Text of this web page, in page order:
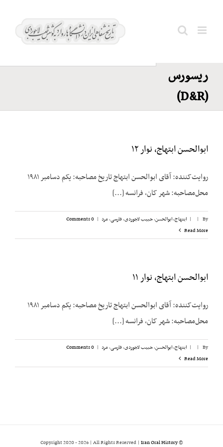
دولوپمنت
ریسورس
(D&R)
for:
ابوالحسن ابتهاج، نوار ۱۲
روایت‌کننده: آقای ابوالحسن ابتهاج تاریخ مصاحبه: یکم دسامبر ۱۹۸۱
محل‌مصاحبه: شهر کان، فرانسه [...]
By
|
| ابتهاج، ابوالحسن,حبیب لاجوردی,فارسی,مرد |
0 Comments
Read More
ابوالحسن ابتهاج، نوار ۱۱
روایت‌کننده: آقای ابوالحسن ابتهاج تاریخ مصاحبه: یکم دسامبر ۱۹۸۱
محل‌مصاحبه: شهر کان، فرانسه [...]
By
|
| ابتهاج، ابوالحسن,حبیب لاجوردی,فارسی,مرد |
0 Comments
Read More
© Copyright 2020 -
2026 | All Rights Reserved | Iran Oral History